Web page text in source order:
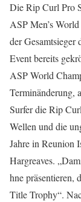
Die Rip Curl Pro
ASP Men’s
der
Event bereits
ASP World
Terminänderung,
Surfer die Rip
Wellen und die
Jahre in Reunion
Hargreaves.
hne präsentieren,
Title Trophy“.